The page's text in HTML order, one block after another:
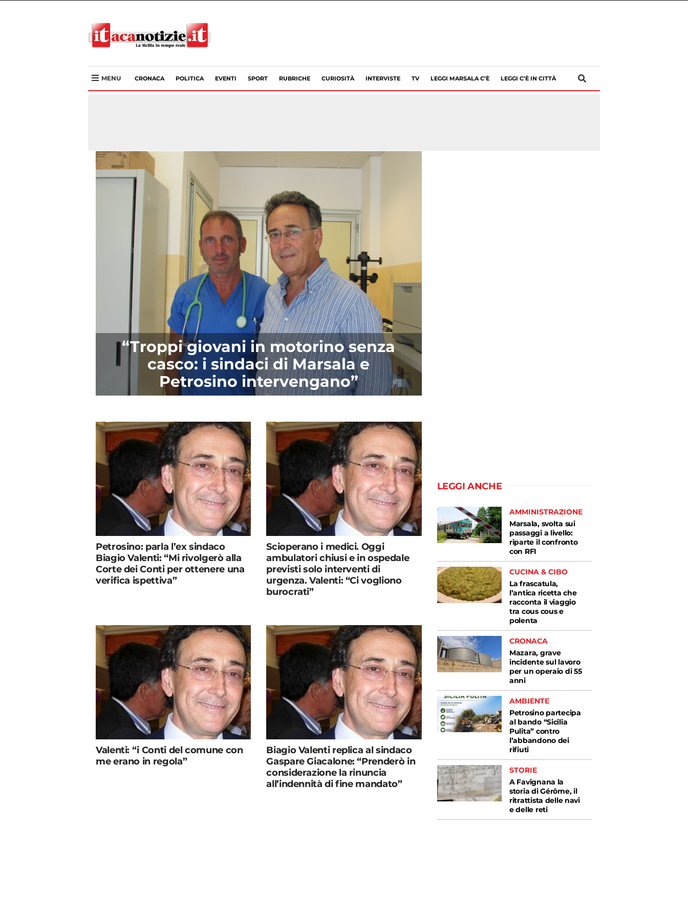
MENU CRONACA POLITICA EVENTI SPORT RUBRICHE CURIOSITÀ INTERVISTE TV LEGGI MARSALA C’È LEGGI C’È IN CITTÀ
“Troppi giovani in motorino senza
casco: i sindaci di Marsala e
Petrosino intervengano”
Petrosino: parla l’ex sindaco
Biagio Valenti: “Mi rivolgerò alla
Corte dei Conti per ottenere una
verifica ispettiva”
Scioperano i medici. Oggi
ambulatori chiusi e in ospedale
previsti solo interventi di
urgenza. Valenti: “Ci vogliono
burocrati”
Valenti: “i Conti del comune con
me erano in regola”
Biagio Valenti replica al sindaco
Gaspare Giacalone: “Prenderò in
considerazione la rinuncia
all’indennità di fine mandato”
LEGGI ANCHE
AMMINISTRAZIONE
Marsala, svolta sui
passaggi a livello:
riparte il confronto
con RFI
CUCINA & CIBO
La frascatula,
l’antica ricetta che
racconta il viaggio
tra cous cous e
polenta
CRONACA
Mazara, grave
incidente sul lavoro
per un operaio di 55
anni
AMBIENTE
Petrosino partecipa
al bando “Sicilia
Pulita” contro
l’abbandono dei
rifiuti
STORIE
A Favignana la
storia di Gérôme, il
ritrattista delle navi
e delle reti